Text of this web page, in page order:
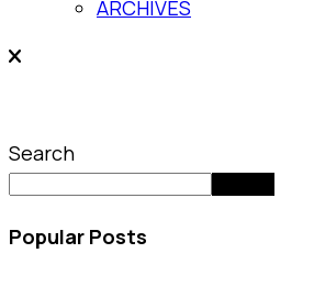
ARCHIVES
Search
Popular Posts